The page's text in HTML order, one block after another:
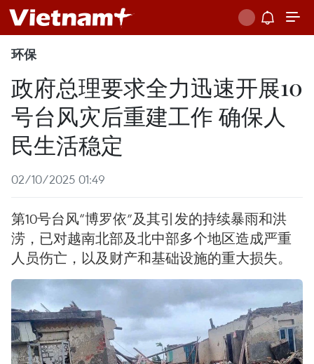
环保
政府总理要求全力迅速开展10
号台风灾后重建工作 确保人
民生活稳定
02/10/2025 01:49
第10号台风“博罗依”及其引发的持续暴雨和洪
涝，已对越南北部及北中部多个地区造成严重
人员伤亡，以及财产和基础设施的重大损失。